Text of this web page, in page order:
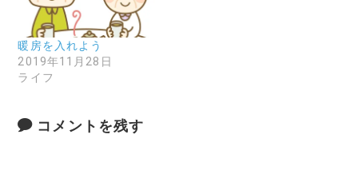
暖房を入れよう
2019年11月28日
ライフ
コメントを残す